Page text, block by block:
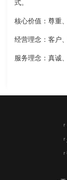
式。
核心价值：尊重
经营理念：客户
服务理念：真诚